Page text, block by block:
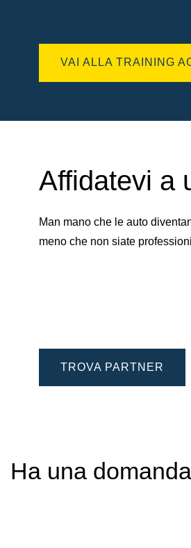
VAI ALLA TRAINING
Affidatevi a
Man mano che le auto
meno che non siate
TROVA PARTNER
Ha una